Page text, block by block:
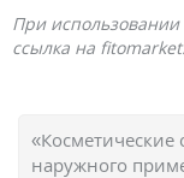
При
ссылка на
«Косметические
наружного